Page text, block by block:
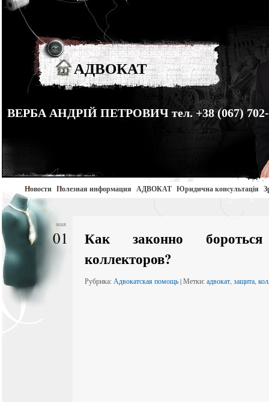
АДВОКАТ
ВЕРБА АНДРІЙ ПЕТРОВИЧ тел. +38 (067) 702-
Новости Полезная информация АДВОКАТ Юридична консультація
мая
01
Как законно
коллекторов?
Рубрика: Адвокатская помощь| Метки: адвокат защита